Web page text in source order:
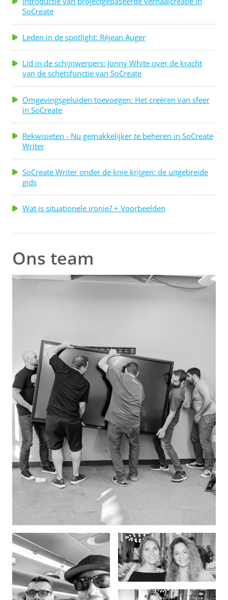
SoCreate
Leden in de spotlight: Réjean Auger
Lid in de schijnwerpers: Jonny White over de kracht
van de schetsfunctie van SoCreate
Omgevingsgeluiden toevoegen: Het creëren van sfeer
in SoCreate
Rekwisieten - Nu gemakkelijker te beheren in SoCreate
Writer
SoCreate Writer onder de knie krijgen: de uitgebreide
gids
Wat is situationele ironie? + Voorbeelden
Ons team